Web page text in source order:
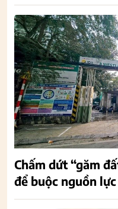
Chấm dứt “găm
để buộc nguồn